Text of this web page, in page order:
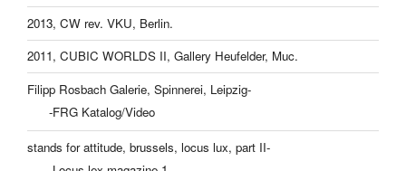
2013, CW rev. VKU, Berlin.
2011, CUBIC WORLDS II, Gallery Heufelder, Muc.
Filipp Rosbach Galerie, Spinnerei, Leipzig-
-FRG Katalog/Video
stands for attitude, brussels, locus lux, part II-